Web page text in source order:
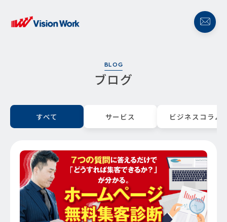
BLOG
ブログ
すべて サービス ビジネスコラム